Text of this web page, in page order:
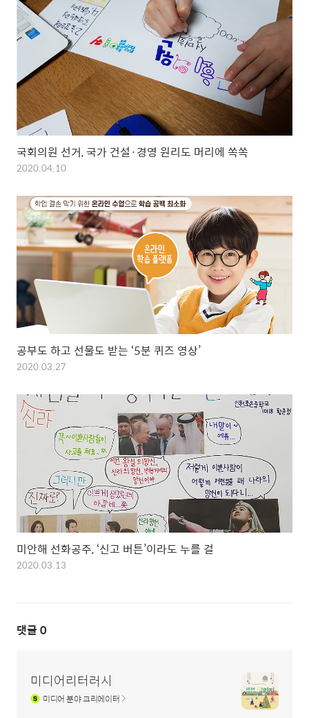
국회의원 선거, 국가 건설·경영 원리도 머리에 쏙쏙
2020.04.10
공부도 하고 선물도 받는 ‘5분 퀴즈 영상’
2020.03.27
미안해 선화공주, ‘신고 버튼’이라도 누를 걸
2020.03.13
댓글 0
미디어리터러시
미디어분야 크리에이터